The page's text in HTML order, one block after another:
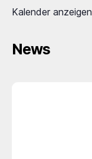
Kalender anzeigen
News